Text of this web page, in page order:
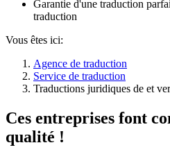
Garantie d'une traduction
traduction
Vous êtes ici:
Agence de traduction
Service de traduction
Traductions juridiques de et
Ces entreprises font
qualité !